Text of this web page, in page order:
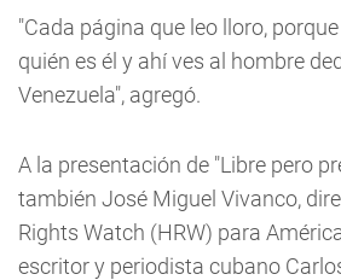
"Cada página que leo lloro,
quién es él y ahí ves al hombre
Venezuela", agregó.
A la presentación de "Libre pero
también José Miguel Vivanco,
Rights Watch (HRW) para
escritor y periodista cubano